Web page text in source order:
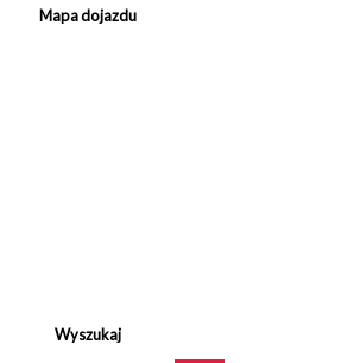
Mapa dojazdu
Wyszukaj